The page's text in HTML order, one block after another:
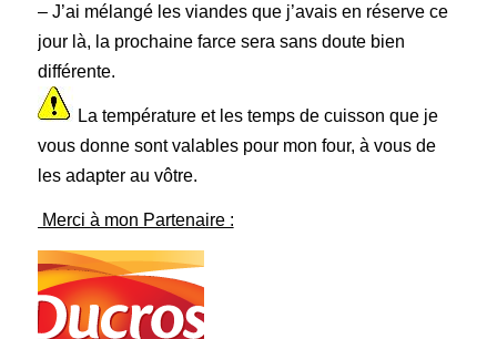
– J’ai mélangé les viandes que j’avais en réserve ce
jour là, la prochaine farce sera sans doute bien
différente.
La température et les temps de cuisson que je
vous donne sont valables pour mon four, à vous de
les adapter au vôtre.
Merci à mon Partenaire :